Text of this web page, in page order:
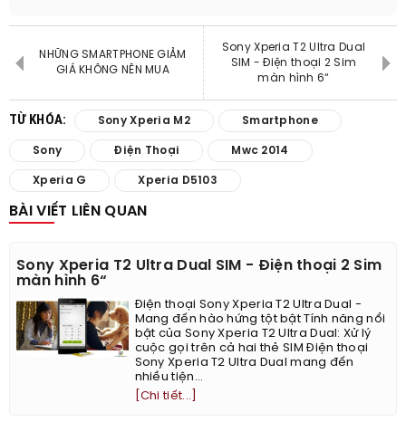
NHỮNG SMARTPHONE GIẢM
GIÁ KHÔNG NÊN MUA
Sony Xperia T2 Ultra Dual
SIM - Điện thoại 2 Sim
màn hình 6“
TỪ KHÓA: Sony Xperia M2 Smartphone
Sony Điện Thoại Mwc 2014
Xperia G Xperia D5103
BÀI VIẾT LIÊN QUAN
Sony Xperia T2 Ultra Dual SIM - Điện thoại 2 Sim
màn hình 6“
Điện thoại Sony Xperia T2 Ultra Dual -
Mang đến hào hứng tột bật​ Tính năng nổi
bật của Sony Xperia T2 Ultra Dual: Xử lý
cuộc gọi trên cả hai thẻ SIM Điện thoại
Sony Xperia T2 Ultra Dual mang đến
nhiều tiện...
[Chi tiết...]